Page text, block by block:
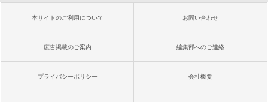
本サイトのご利用について お問い合わせ
広告掲載のご案内 編集部へのご連絡
プライバシーポリシー 会社概要